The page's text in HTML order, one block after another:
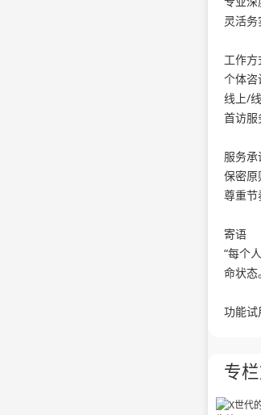
灵活
工作方
个体咨
线上/
首访服
服务承
保密原
尊重节
寄语
“每个
命状态
功能试
专